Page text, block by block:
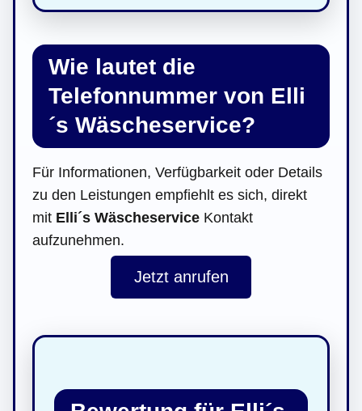
Wie lautet die
Telefonnummer von Elli
´s Wäscheservice?
Für Informationen, Verfügbarkeit oder Details
zu den Leistungen empfiehlt es sich, direkt
mit Elli´s Wäscheservice Kontakt
aufzunehmen.
Jetzt anrufen